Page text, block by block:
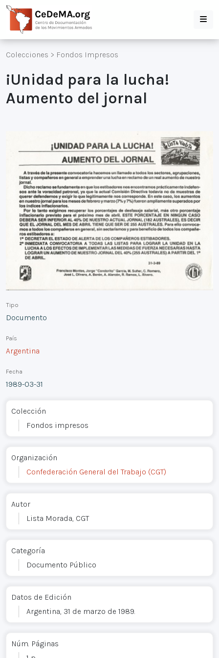
Colecciones > Fondos Impresos
¡Unidad para la lucha!
Aumento del jornal
Tipo
Documento
País
Argentina
Fecha
1989-03-31
Colección
Fondos impresos
Organización
Confederación General del Trabajo (CGT)
Autor
Lista Morada, CGT
Categoría
Documento Público
Datos de Edición
Argentina, 31 de marzo de 1989.
Núm. Páginas